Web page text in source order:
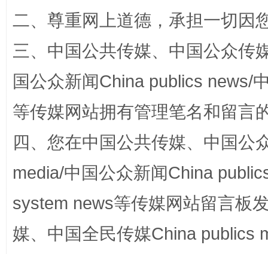
阿坝州三大球赛在茂县开幕
二、尊重网上道德，承担一切因
三、中国公共传媒、中国公众传
国公众新闻China publics news/
等传媒网站拥有管理笔名和留言
四、您在中国公共传媒、中国公
media/中国公众新闻China
system news等传媒网站留言板
媒、中国全民传媒China publics